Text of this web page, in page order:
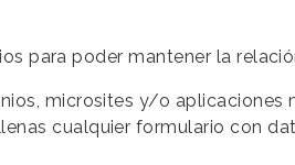
para poder mantener la
microsites y/o aplicaciones
cualquier formulario con